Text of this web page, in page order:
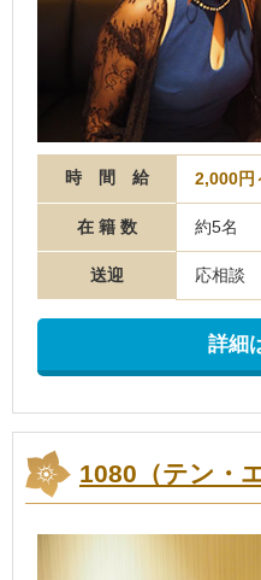
時 間 給 2,000円
在 籍 数 約5名
送迎 応相談
詳細
1080（テン・